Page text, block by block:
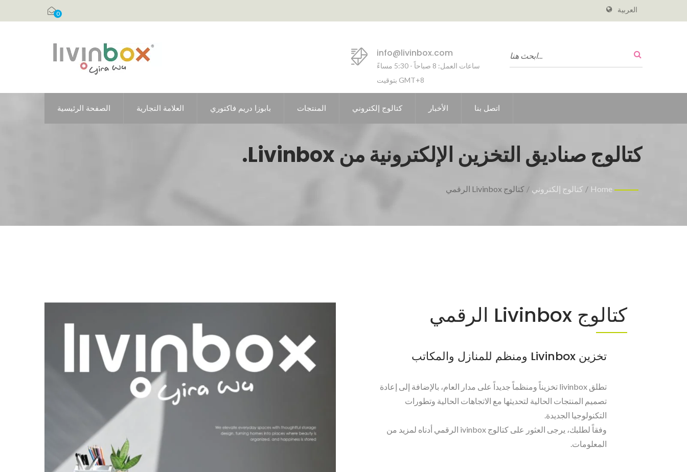
0 العربية
info@livinbox.com
ساعات العمل: 8 صباحاً - 5:30 مساءً
بتوقيت GMT+8
الصفحة الرئيسية العلامة التجارية بابوزا دريم فاكتوري المنتجات كتالوج إلكتروني الأخبار اتصل بنا
كتالوج صناديق التخزين الإلكترونية من Livinbox.
Home
/ كتالوج إلكتروني / كتالوج Livinbox الرقمي
كتالوج Livinbox الرقمي
تخزين Livinbox ومنظم للمنازل والمكاتب
تطلق livinbox تخزيناً ومنظماً جديداً على مدار العام، بالإضافة إلى إعادة
تصميم المنتجات الحالية لتحديثها مع الاتجاهات الحالية وتطورات
التكنولوجيا الجديدة.
وفقاً لطلبك، يرجى العثور على كتالوج ivinbox الرقمي أدناه لمزيد من
المعلومات.